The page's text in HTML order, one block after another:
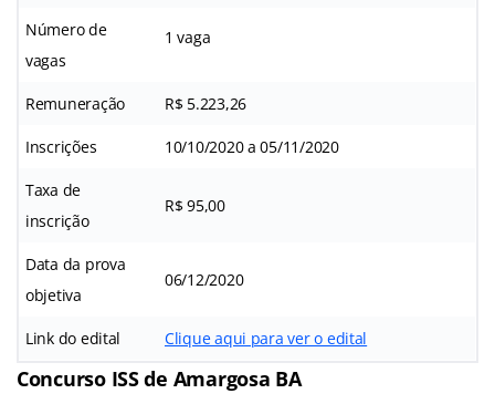
Número de
vagas
1 vaga
Remuneração R$ 5.223,26
Inscrições 10/10/2020 a 05/11/2020
Taxa de
inscrição
R$ 95,00
Data da prova
objetiva
06/12/2020
Link do edital Clique aqui para ver o edital
Concurso ISS de Amargosa BA